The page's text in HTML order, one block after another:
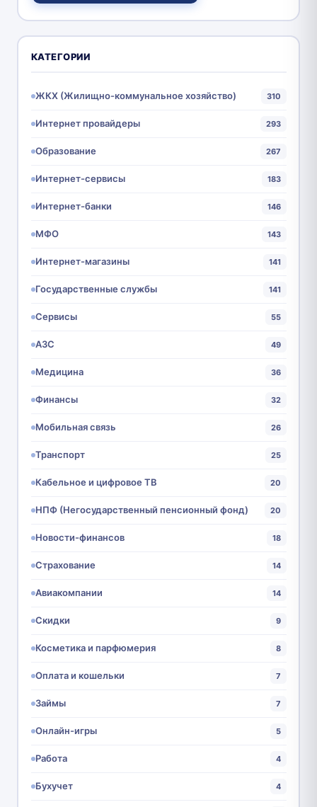
КАТЕГОРИИ
ЖКХ (Жилищно-коммунальное хозяйство) 310
Интернет провайдеры 293
Образование 267
Интернет-сервисы 183
Интернет-банки 146
МФО 143
Интернет-магазины 141
Государственные службы 141
Сервисы 55
АЗС 49
Медицина 36
Финансы 32
Мобильная связь 26
Транспорт 25
Кабельное и цифровое ТВ 20
НПФ (Негосударственный пенсионный фонд) 20
Новости-финансов 18
Страхование 14
Авиакомпании 14
Скидки 9
Косметика и парфюмерия 8
Оплата и кошельки 7
Займы 7
Онлайн-игры 5
Работа 4
Бухучет 4